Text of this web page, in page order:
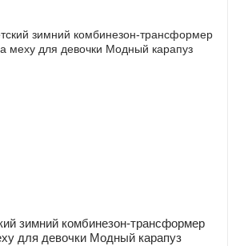
зимний комбинезон-трансформер
для девочки Модный карапуз